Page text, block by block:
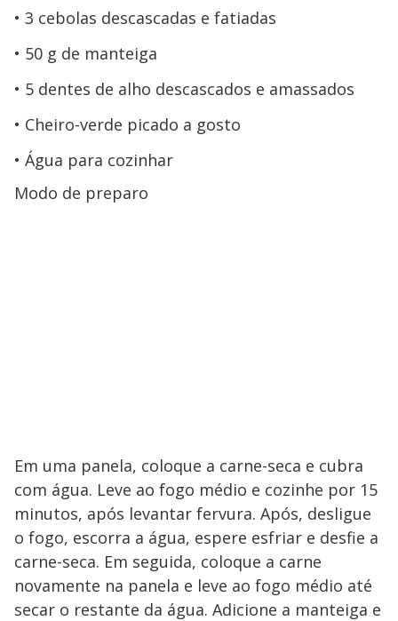
3 cebolas descascadas e fatiadas
50 g de manteiga
5 dentes de alho descascados e amassados
Cheiro-verde picado a gosto
Água para cozinhar
Modo de preparo
Em uma panela, coloque a carne-seca e cubra
com água. Leve ao fogo médio e cozinhe por 15
minutos, após levantar fervura. Após, desligue
o fogo, escorra a água, espere esfriar e desfie a
carne-seca. Em seguida, coloque a carne
novamente na panela e leve ao fogo médio até
secar o restante da água. Adicione a manteiga e